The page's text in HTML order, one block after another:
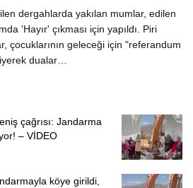
dergahlarda yakılan mumlar, edilen
'Hayır' çıkması için yapıldı. Piri
çocuklarının geleceği için "referandum
dualar…
çağrısı: Jandarma
– VİDEO
köye girildi,